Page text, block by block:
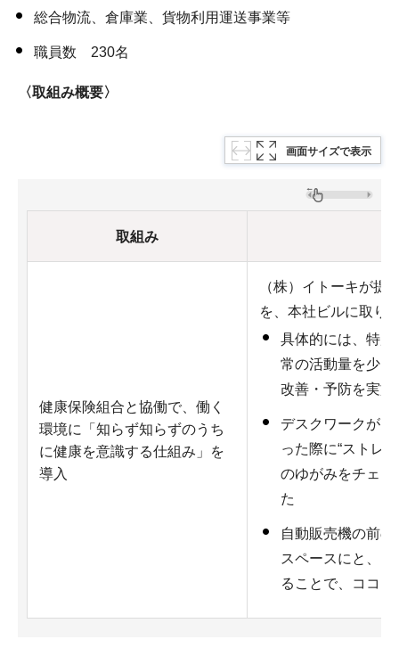
総合物流、倉庫業、貨物利用運送事業等
職員数 230名
〈取組み概要〉
画面サイズで表示
取組み
健康保険組合と協働で、働く
環境に「知らず知らずのうち
に健康を意識する仕組み」を
導入
（株）イトーキが提
を、本社ビルに取り
具体的には、特
常の活動量を少
改善・予防を実施
デスクワークが
った際に“ストレ
のゆがみをチェッ
た
自動販売機の前
スペースにと、
ることで、ココ